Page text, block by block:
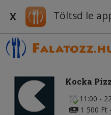
X Töltsd le
Kocka
11:00 -
1 500 Ft